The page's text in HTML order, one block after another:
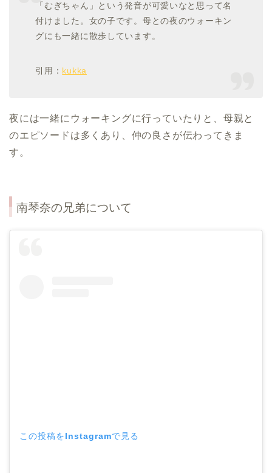
「むぎちゃん」という発音が可愛いなと思って名
付けました。女の子です。母との夜のウォーキン
グにも一緒に散歩しています。
引用： kukka
夜には一緒にウォーキングに行っていたりと、母親と
のエピソードは多くあり、仲の良さが伝わってきま
す。
南琴奈の兄弟について
この投稿をInstagramで見る